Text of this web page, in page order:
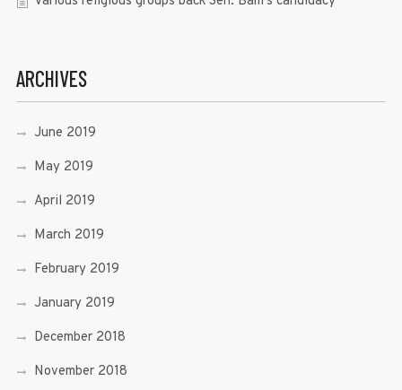
ARCHIVES
June 2019
May 2019
April 2019
March 2019
February 2019
January 2019
December 2018
November 2018